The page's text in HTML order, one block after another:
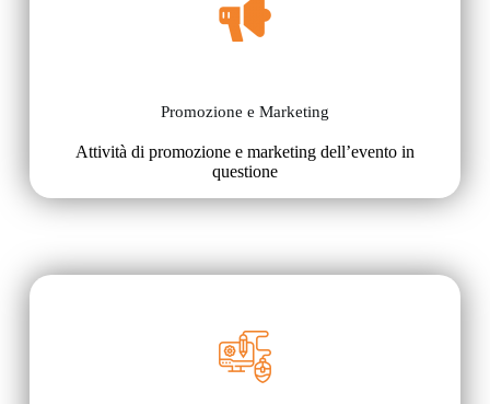
Promozione e Marketing
Attività di promozione e marketing dell’evento in
questione